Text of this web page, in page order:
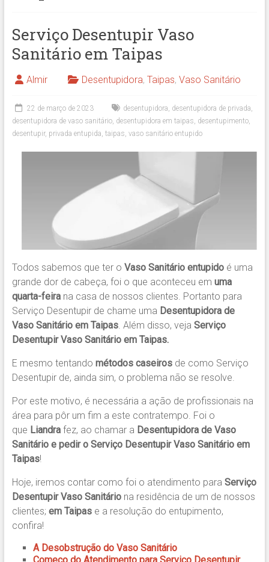
Serviço Desentupir Vaso
Sanitário em Taipas
Almir Desentupidora, Taipas, Vaso Sanitário
22 de março de 2023 desentupidora, desentupidora de privada,
desentupidora de vaso sanitário, desentupidora em taipas, desentupimento,
desentupir, privada entupida, taipas, vaso sanitário entupido
Todos sabemos que ter o Vaso Sanitário entupido é uma
grande dor de cabeça, foi o que aconteceu em uma
quarta-feirana casa de nossos clientes. Portanto para
Serviço Desentupir de chame uma Desentupidora de
Vaso Sanitário em Taipas. Além disso, veja Serviço
Desentupir Vaso Sanitário em Taipas.
E mesmo tentando métodos caseirosde como Serviço
Desentupir de, ainda sim, o problema não se resolve.
Por este motivo, é necessária a ação de profissionais na
área para pôr um fim a este contratempo. Foi o
que Liandra fez, ao chamar a Desentupidora de Vaso
Sanitário e pedir oServiço Desentupir Vaso Sanitário em
Taipas!
Hoje, iremos contar como foi o atendimento para Serviço
Desentupir Vaso Sanitário na residência de um de nossos
clientes; em Taipase a resolução do entupimento,
confira!
A Desobstrução do Vaso Sanitário